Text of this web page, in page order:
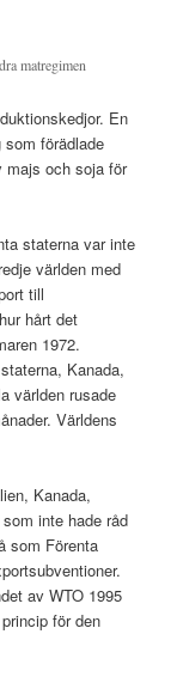
matregimen
En
förädlade
majs och soja för
staterna var inte
världen med
till
hårt det
1972.
Kanada,
världen rusade
Världens
Kanada,
inte hade råd
som Förenta
av WTO 1995
för den